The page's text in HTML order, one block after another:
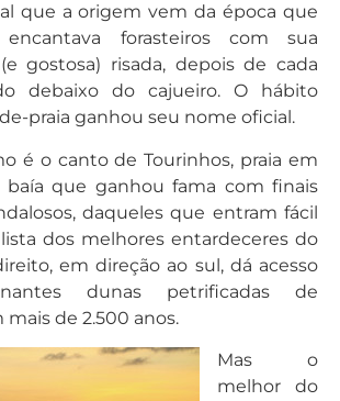
que a origem vem da época que
encantava forasteiros com sua
gostosa) risada, depois de cada
debaixo do cajueiro. O hábito
praia ganhou seu nome oficial.
é o canto de Tourinhos, praia em
baía que ganhou fama com finais
daqueles que entram fácil
dos melhores entardeceres do
em direção ao sul, dá acesso
dunas petrificadas de
mais de 2.500 anos.
Mas o
melhor do